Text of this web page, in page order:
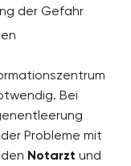
der Gefahr
Bei
Probleme mit
Notarzt und